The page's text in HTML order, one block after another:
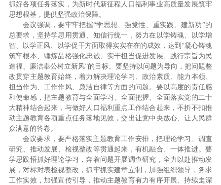
抓好各项任务落实，为新时代新征程人口福利事业高质量发展筑牢
思想根基，提供坚强政治保障。
会议强调，要牢牢把握“学思想、强党性、重实践、建新功”的
总要求，坚持学思用贯通、知信行统一，努力在以学铸魂、以学增
智、以学正风、以学促干方面取得实实在在的成效，达到“凝心铸魂
筑牢根本、锤炼品格强化忠诚、实干担当促进发展、践行宗旨为民
造福、廉洁奉公树立新风”的目标。要坚持以问题为导向，把问题整
改贯穿主题教育始终，着力解决理论学习、政治素质、能力本领、
担当作为、工作作风、廉洁自律等方面的问题。要以高度的责任感
和使命感，把主题教育与全面学习、全面把握、全面落实党的二十
大精神结合起来，与做好人口福利重点工作结合起来，不折不扣推
动主题教育各项重点任务落地见效，交出让党中央放心、让人民群
众满意的答卷。
会议要求，要严格落实主题教育工作安排，把理论学习、调查
研究、推动发展、检视整改等贯通起来，有机融合、一体推进。要
学思践悟抓好理论学习，奔着问题开展调查研究，全力以赴推动发
展，对标对表检视整改，抓牢抓实建章立制，加强组织领导，务求
工作实效，加强宣传引导，推动主题教育有力有序开展、持续走深